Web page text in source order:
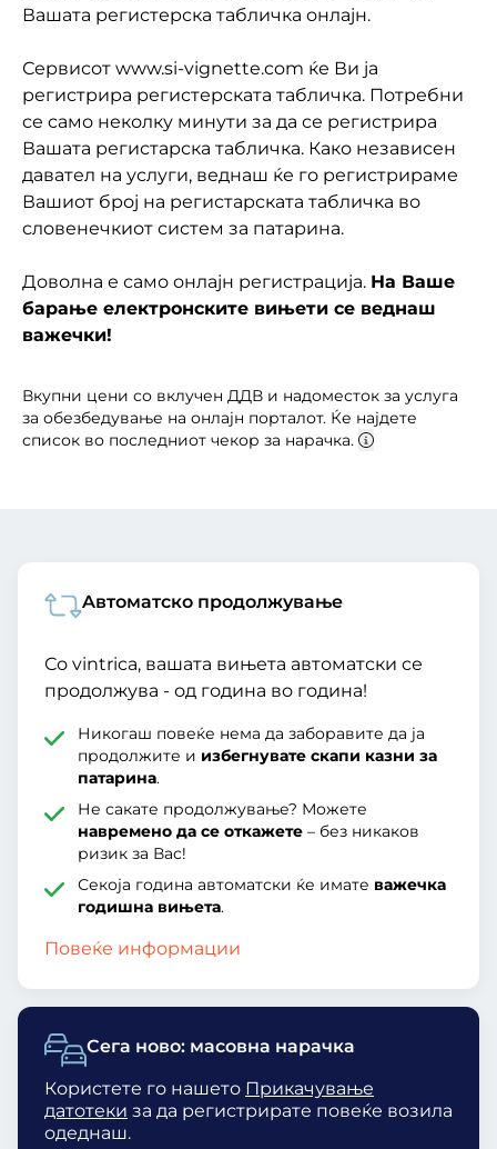
Вашата регистерска табличка онлајн.
Сервисот www.si-vignette.com ќе Ви ја
регистрира регистерската табличка. Потребни
се само неколку минути за да се регистрира
Вашата регистарска табличка. Како независен
давател на услуги, веднаш ќе го регистрираме
Вашиот број на регистарската табличка во
словенечкиот систем за патарина.
Доволна е само онлајн регистрација. На Ваше
барање електронските вињети се веднаш
важечки!
Вкупни цени со вклучен ДДВ и надоместок за услуга
за обезбедување на онлајн порталот. Ќе најдете
список во последниот чекор за нарачка.
Сега ново: масовна нарачка
Користете го нашето Прикачување
датотеки за да регистрирате повеќе возила
одеднаш.
Aвтоматско продолжување
Со vintrica, вашата вињета автоматски се
продолжува - од година во година!
Никогаш повеќе нема да заборавите да ја
продолжите и избегнувате скапи казни за
патарина.
Не сакате продолжување? Можете
навремено да се откажете – без никаков
ризик за Вас!
Секоја година автоматски ќе имате важечка
годишна вињета.
Повеќе информации